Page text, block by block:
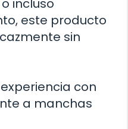
incluso
este producto
sin
con
a manchas